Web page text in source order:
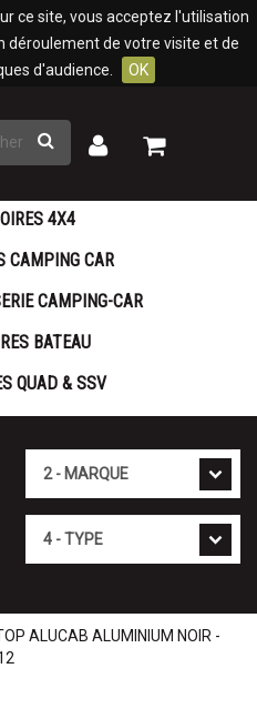
ce site, vous acceptez l'utilisation
déroulement de votre visite et de
d'audience.
OK
Rechercher
Mon
Mon
4X4
CAMPING CAR
CAMPING-CAR
BATEAU
QUAD & SSV
ALUCAB ALUMINIUM NOIR -